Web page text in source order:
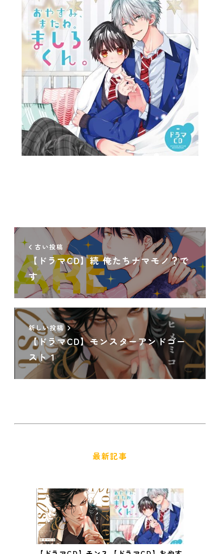
古い投稿
【ドラマCD】続 俺たちナマモノ？で
す
新しい投稿
【ドラマCD】モンスターアンドゴー
スト１
最新記事